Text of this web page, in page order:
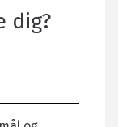
dig?